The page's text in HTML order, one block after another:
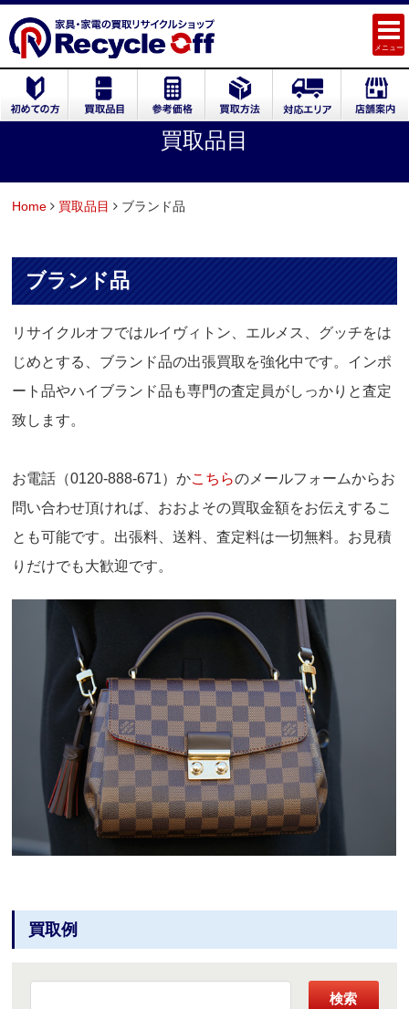
メニュー
買取品目
Home 買取品目 ブランド品
ブランド品
リサイクルオフではルイヴィトン、エルメス、グッチをは
じめとする、ブランド品の出張買取を強化中です。インポ
ート品やハイブランド品も専門の査定員がしっかりと査定
致します。
お電話（0120-888-671）かこちらのメールフォームからお
問い合わせ頂ければ、おおよその買取金額をお伝えするこ
とも可能です。出張料、送料、査定料は一切無料。お見積
りだけでも大歓迎です。
買取例
検索